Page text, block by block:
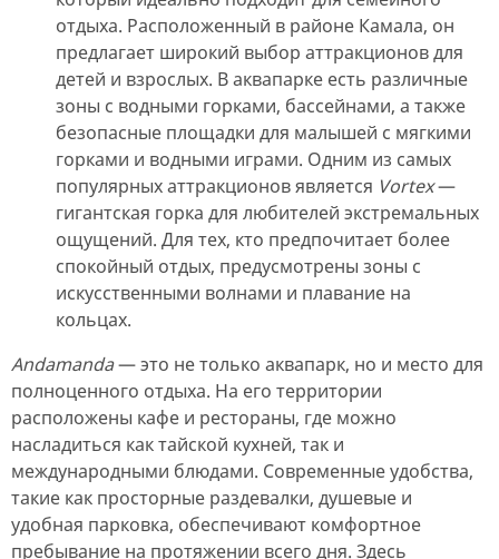
отдыха. Расположенный в районе Камала, он
предлагает широкий выбор аттракционов для
детей и взрослых. В аквапарке есть различные
зоны с водными горками, бассейнами, а также
безопасные площадки для малышей с мягкими
горками и водными играми. Одним из самых
популярных аттракционов является Vortex—
гигантская горка для любителей экстремальных
ощущений. Для тех, кто предпочитает более
спокойный отдых, предусмотрены зоны с
искусственными волнами и плавание на
кольцах.
Andamanda— это не только аквапарк, но и место для
полноценного отдыха. На его территории
расположены кафе и рестораны, где можно
насладиться как тайской кухней, так и
международными блюдами. Современные удобства,
такие как просторные раздевалки, душевые и
удобная парковка, обеспечивают комфортное
пребывание на протяжении всего дня. Здесь